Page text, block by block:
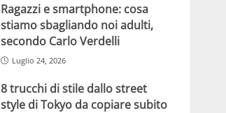
Ragazzi e smartphone: cosa
stiamo sbagliando noi adulti,
secondo Carlo Verdelli
Luglio 24, 2026
8 trucchi di stile dallo street
style di Tokyo da copiare subito